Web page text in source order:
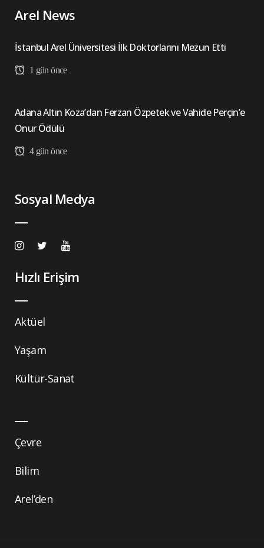
Arel News
İstanbul Arel Üniversitesi İlk Doktorlarını Mezun Etti
1 gün önce
Adana Altın Koza’dan Ferzan Özpetek ve Vahide Perçin’e
Onur Ödülü
4 gün önce
Sosyal Medya
Hızlı Erişim
Aktüel
Yaşam
Kültür-Sanat
Çevre
Bilim
Arel’den